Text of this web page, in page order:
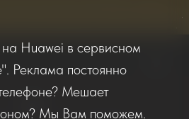
Huawei в сервисном
Реклама постоянно
Мешает
Мы Вам поможем.
центр,
отзывом. Нам
мнение о
сервисе